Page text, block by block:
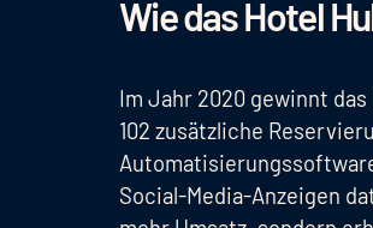
Wie das Hotel
Im Jahr 2020 gewinnt
102 zusätzliche
Social-Media-Anzeigen